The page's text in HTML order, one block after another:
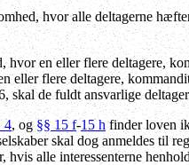
hvor alle deltagerne
hvor en eller flere deltagere,
eller flere deltagere,
skal de fuldt ansvarlige
4, og §§ 15 f-15 hfinder loven
skal dog anmeldes til
alle interessenterne